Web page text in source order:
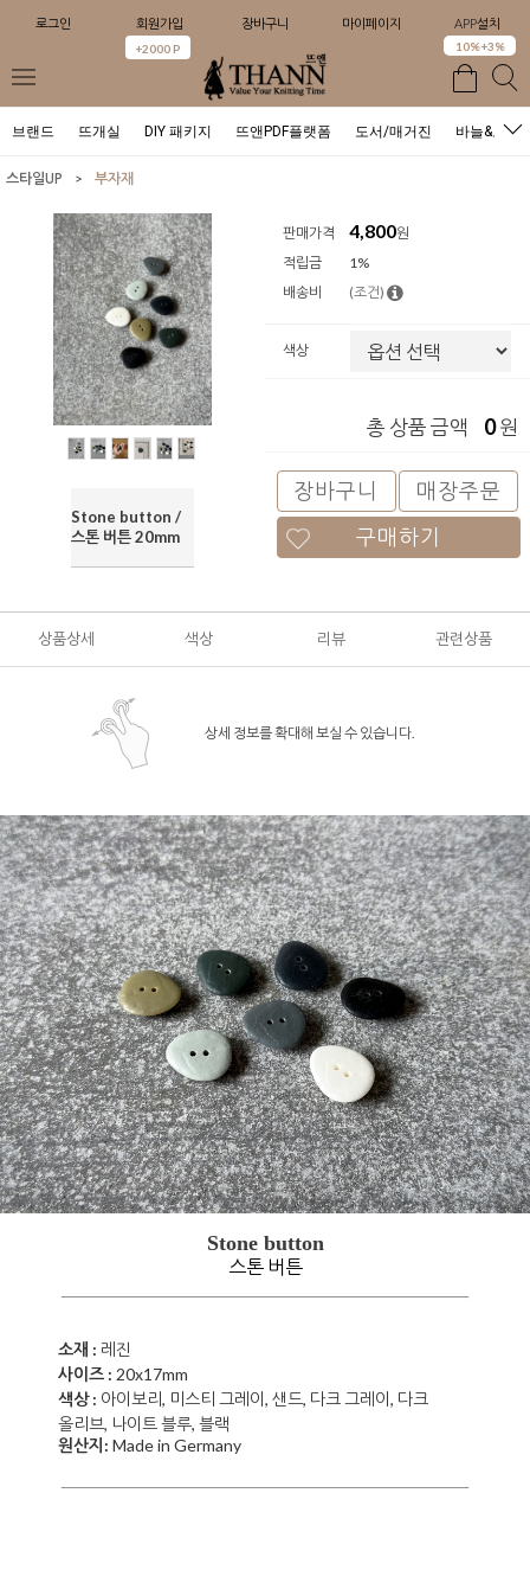
로그인 회원가입
+2000 P
장바구니 마이페이지 APP설치
10%+3%
브랜드 뜨개실 DIY 패키지 뜨앤PDF플랫폼 도서/매거진 바늘&도구
스타일UP > 부자재
Stone button /
스톤 버튼 20mm
판매가격 4,800원
적립금
1%
배송비
(조건)
색상
총 상품 금액 0원
장바구니
매장주문
구매하기
상품상세 색상 리뷰 관련상품
상세 정보를 확대해 보실 수 있습니다.
Stone button
스톤 버튼
소재 : 레진
사이즈 : 20x17mm
색상 : 아이보리, 미스티 그레이, 샌드, 다크 그레이, 다크
올리브, 나이트 블루, 블랙
원산지: Made in Germany